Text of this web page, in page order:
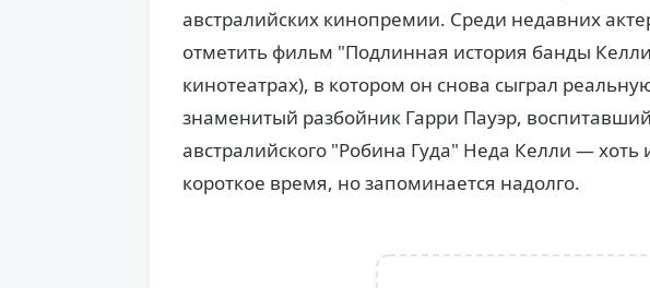
австралийских кинопремии. Среди недавних
отметить фильм "Подлинная история банды
кинотеатрах), в котором он снова сыграл
знаменитый разбойник Гарри Пауэр,
австралийского "Робина Гуда" Неда Келли — хоть
короткое время, но запоминается надолго.